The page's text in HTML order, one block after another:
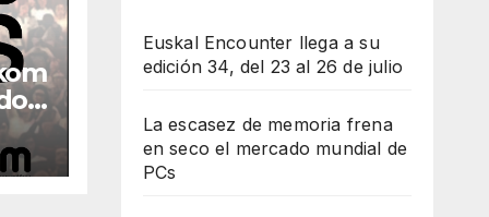
Euskal Encounter llega a su
edición 34, del 23 al 26 de julio
La escasez de memoria frena
en seco el mercado mundial de
PCs